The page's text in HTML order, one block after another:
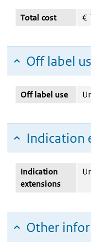
Total cost €
Off label
Off label use
Indication
Indication
extensions
Other